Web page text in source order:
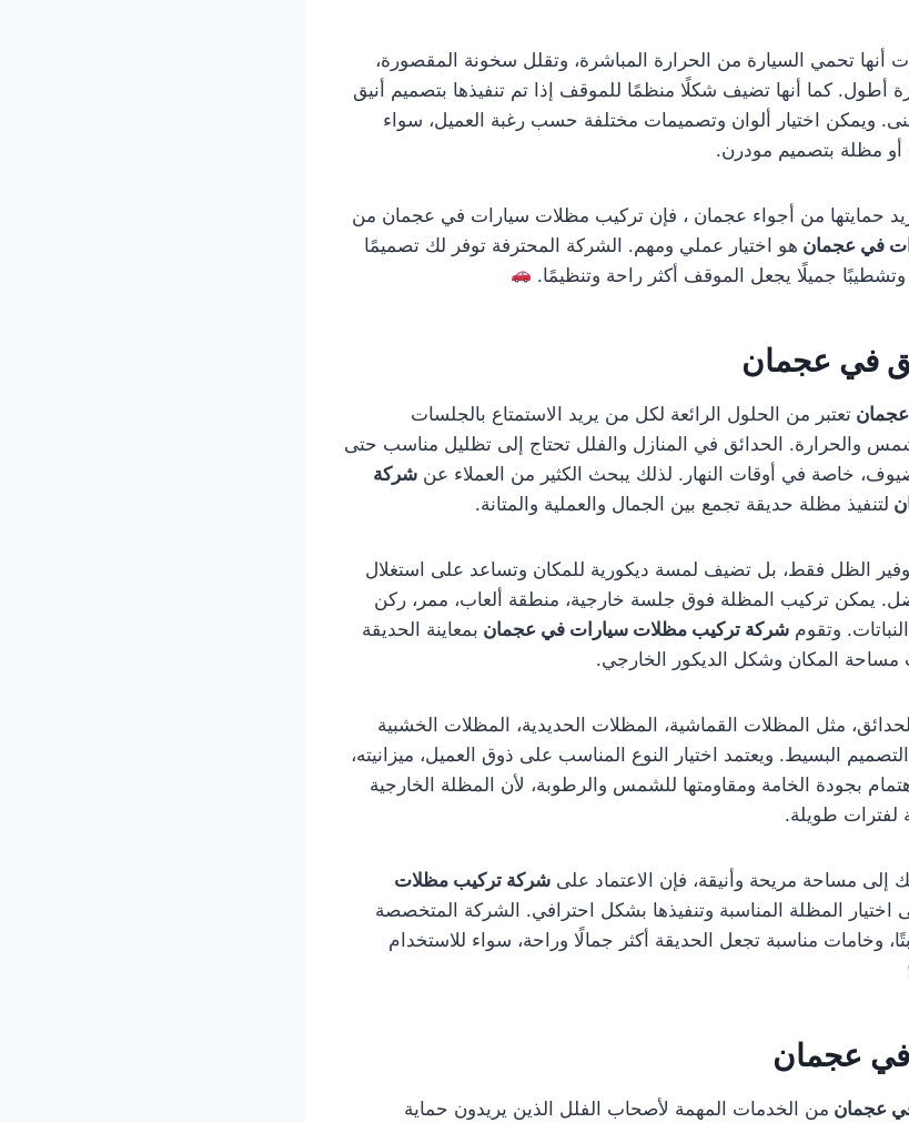
تحمي السيارة من الحرارة المباشرة، وتقلل سخونة المقصورة،
أطول. كما أنها تضيف شكلًا منظمًا للموقف إذا تم تنفيذها بتصميم أنيق
ويمكن اختيار ألوان وتصميمات مختلفة حسب رغبة العميل، سواء
مظلة بتصميم مودرن.
حمايتها من أجواء عجمان ، فإن تركيب مظلات سيارات في عجمان من
في عجمان هو اختيار عملي ومهم. الشركة المحترفة توفر لك تصميمًا
وتشطيبًا جميلًا يجعل الموقف أكثر راحة وتنظيمًا.
في عجمان
تعتبر من الحلول الرائعة لكل من يريد الاستمتاع بالجلسات
والحرارة. الحدائق في المنازل والفلل تحتاج إلى تظليل مناسب حتى
خاصة في أوقات النهار. لذلك يبحث الكثير من العملاء عن شركة
لتنفيذ مظلة حديقة تجمع بين الجمال والعملية والمتانة.
الظل فقط، بل تضيف لمسة ديكورية للمكان وتساعد على استغلال
يمكن تركيب المظلة فوق جلسة خارجية، منطقة ألعاب، ممر، ركن
وتقوم شركة تركيب مظلات سيارات في عجمان بمعاينة الحديقة
المكان وشكل الديكور الخارجي.
مثل المظلات القماشية، المظلات الحديدية، المظلات الخشبية
البسيط. ويعتمد اختيار النوع المناسب على ذوق العميل، ميزانيته،
بجودة الخامة ومقاومتها للشمس والرطوبة، لأن المظلة الخارجية
لفترات طويلة.
مساحة مريحة وأنيقة، فإن الاعتماد على شركة تركيب مظلات
المظلة المناسبة وتنفيذها بشكل احترافي. الشركة المتخصصة
وخامات مناسبة تجعل الحديقة أكثر جمالًا وراحة، سواء للاستخدام
عجمان
عجمان من الخدمات المهمة لأصحاب الفلل الذين يريدون حماية